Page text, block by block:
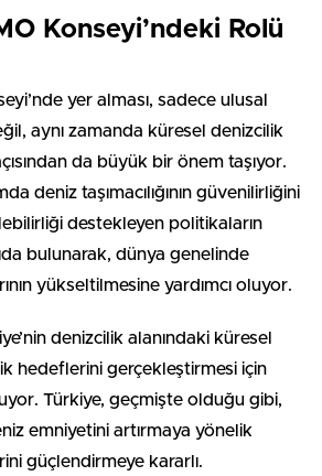
Konseyi’ndeki Rolü
yer alması, sadece ulusal
aynı zamanda küresel denizcilik
da büyük bir önem taşıyor.
deniz taşımacılığının güvenilirliğini
destekleyen politikaların
bulunarak, dünya genelinde
yükseltilmesine yardımcı oluyor.
denizcilik alanındaki küresel
hedeflerini gerçekleştirmesi için
Türkiye, geçmişte olduğu gibi,
emniyetini artırmaya yönelik
güçlendirmeye kararlı.